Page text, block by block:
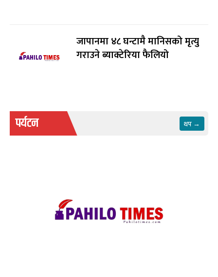
जापानमा ४८ घन्टामै मानिसको मृत्यु
गराउने ब्याक्टेरिया फैलियो
पर्यटन थप →